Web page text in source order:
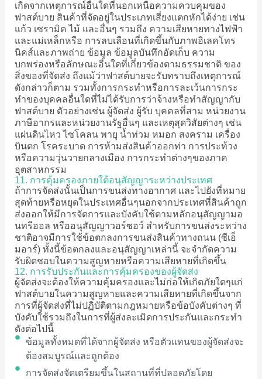
เกิดจากเหตุการณ์อื่นใดที่นอกเหนือความควบคุมของ
ฟาสต์บาย สินค้าที่จัดอยู่ในประเภทเสี่ยงแตกหักได้ง่าย เช่น
แก้ว เซรามิค ไม้ และอื่นๆ รวมถึง ความเสียหายทางไฟฟ้า
และแม่เหล็กหรือ การลบเลือนที่เกิดขึ้นกับภาพอิเลคโทร
นิคส์และภาพถ่าย ข้อมูล ข้อมูลบันทึกอัดเก็บ ความ
บกพร่องหรือลักษณะอื่นใดที่เกี่ยวข้องตามธรรมชาติ ของ
สิ่งของที่จัดส่ง ถึงแม้ว่าฟาสต์บายจะรับทราบถึงเหตุการณ์
ดังกล่าวก็ตาม รวมทั้งการกระทำหรือการละเว้นการกระ
ทำของบุคคลอื่นใดที่ไม่ได้รับการว่าจ้างหรือทำสัญญากับ
ฟาสต์บาย ตัวอย่างเช่น ผู้จัดส่ง ผู้รับ บุคคลที่สาม หน่วยงาน
ภาษีอากรและหน่วยงานรัฐอื่นๆ และเหตุสุดวิสัยต่างๆ เช่น
แผ่นดินไหว ไซโคลน พายุ น้ำท่วม หมอก สงคราม เครื่อง
บินตก โรคระบาด การห้ามส่งสินค้าออกท่า การประท้วง
หรือความวุ่นวายกลางเมือง การกระทำต่างๆของภาค
อุตสาหกรรม
11. การคุ้มครองภายใต้อนุสัญญาระหว่างประเทศ
ถ้าการจัดส่งนั้นเป็นการขนส่งทางอากาศ และไปยังที่หมาย
สุดท้ายหรือหยุดในประเทศอื่นๆนอกจากประเทศที่สินค้าถูก
ส่งออกให้มีการจัดการและบังคับใช้ตามหลักอนุสัญญามอ
นทรีออล หรืออนุสัญญาวอร์ซอว์ สำหรับการขนส่งระหว่าง
ชาติอาจมีการใช้ข้อตกลงการขนส่งสินค้าทางถนน (ซีเอ็
มอาร์) ทั้งนี้ข้อตกลงและอนุสัญญาเหล่านี้ จะจำกัดความ
รับผิดชอบในความสูญหายหรือความเสียหายที่เกิดขึ้น
12. การรับประกันและการคุ้มครองของผู้จัดส่ง
ผู้จัดส่งจะต้องให้ความคุ้มครองและไม่ก่อให้เกิดภัยใดๆแก่
ฟาสต์บายในความสูญหายและความเสียหายที่เกิดขึ้นจาก
การที่ผู้จัดส่งที่ไม่ปฏิบัติตามกฎหมายหรือข้อบังคับต่างๆ ที่
บังคับใช้รวมถึงในการที่ผู้ส่งละเมิดการประกันและกระทำ
ดังต่อไปนี้
ข้อมูลทั้งหมดที่ได้จากผู้จัดส่ง หรือตัวแทนของผู้จัดส่งจะ
ต้องสมบูรณ์และถูกต้อง
การจัดส่งจัดเตรียมขึ้นในสถานที่ที่ปลอดภัยโดย